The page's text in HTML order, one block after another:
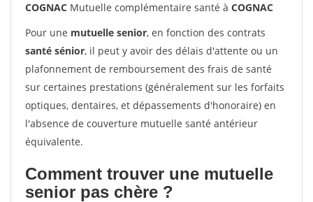
COGNAC Mutuelle complémentaire santé à COGNAC
Pour une mutuelle senior, en fonction des contrats
santé sénior, il peut y avoir des délais d'attente ou un
plafonnement de remboursement des frais de santé
sur certaines prestations (généralement sur les forfaits
optiques, dentaires, et dépassements d'honoraire) en
l'absence de couverture mutuelle santé antérieur
équivalente.
Comment trouver une mutuelle
senior pas chère ?